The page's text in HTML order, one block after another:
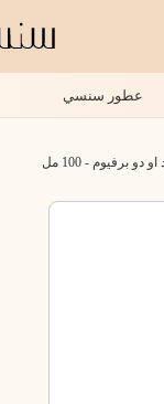
عطور سنسي
- 100 مل